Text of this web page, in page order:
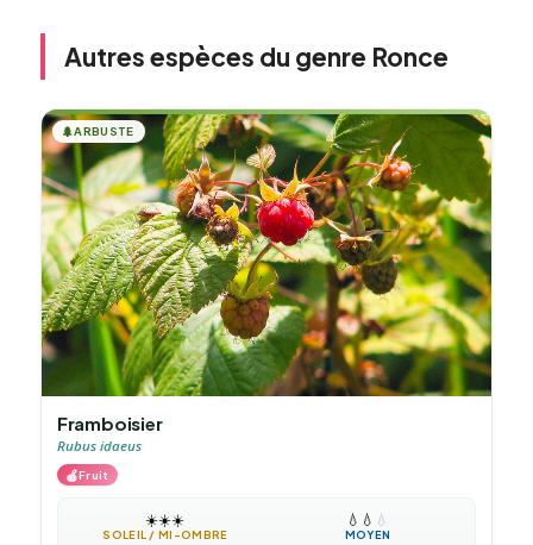
Autres espèces du genre Ronce
🌲ARBUSTE
Framboisier
Rubus idaeus
🍎Fruit
☀️☀️☀️
SOLEIL / MI-OMBRE
💧 💧 💧
MOYEN